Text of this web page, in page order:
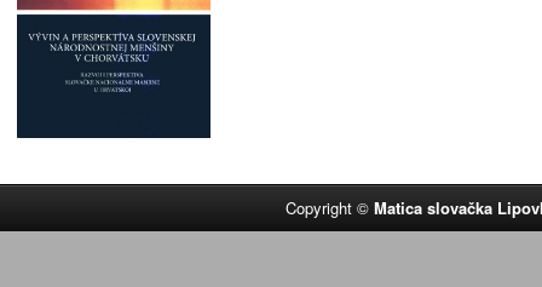
Copyright ©Matica slovačka